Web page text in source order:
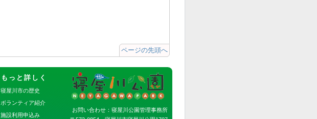
ページの先頭へ
もっと詳しく
寝屋川市の歴史
ボランティア紹介
施設利用申込み
お問い合わせ：寝屋川公園管理事務所